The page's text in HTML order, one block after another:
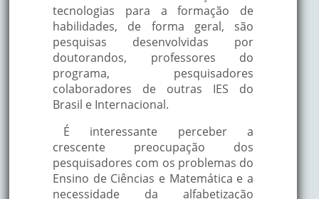
tecnologias para a formação de
habilidades, de forma geral, são
pesquisas desenvolvidas por
doutorandos, professores do
programa, pesquisadores
colaboradores de outras IES do
Brasil e Internacional.
É interessante perceber a
crescente preocupação dos
pesquisadores com os problemas do
Ensino de Ciências e Matemática e a
necessidade da alfabetização